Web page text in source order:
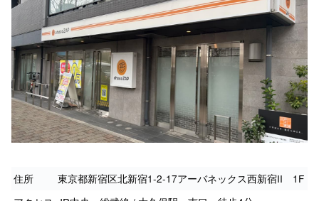
住所
東京都新宿区北新宿1-2-17アーバネックス西新宿II 1F